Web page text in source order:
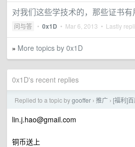
对我们这些学技术的，那些证书有
问与答 • 0x1D • Mar 6, 2013 • Lastly
» More topics by 0x1D
0x1D's recent replies
Replied to a topic bygooffer › 推广 › [福利]
lin.j.hao@gmail.com
铜币送上